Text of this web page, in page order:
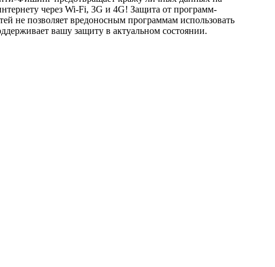
через Wi-Fi, 3G и 4G! Защита от программ-
не позволяет вредоносным программам использовать
вашу защиту в актуальном состоянии.